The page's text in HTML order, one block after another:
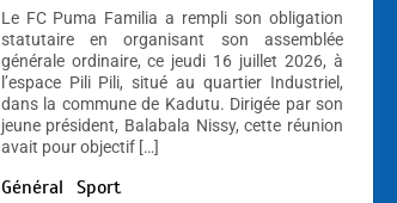
Le FC Puma Familia a rempli son obligation
statutaire en organisant son assemblée
générale ordinaire, ce jeudi 16 juillet 2026, à
l’espace Pili Pili, situé au quartier Industriel,
dans la commune de Kadutu. Dirigée par son
jeune président, Balabala Nissy, cette réunion
avait pour objectif […]
Général Sport